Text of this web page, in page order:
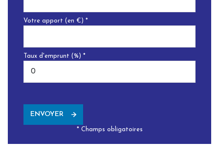
Votre apport (en €) *
Taux d'emprunt (%) *
ENVOYER
* Champs obligatoires